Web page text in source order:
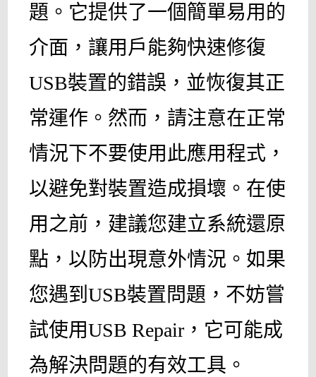
題。它提供了一個簡單易用的
介面，讓用戶能夠快速修復
USB裝置的錯誤，並恢復其正
常運作。然而，請注意在正常
情況下不要使用此應用程式，
以避免對裝置造成損壞。在使
用之前，建議您建立系統還原
點，以防出現意外情況。如果
您遇到USB裝置問題，不妨嘗
試使用USB Repair，它可能成
為解決問題的有效工具。